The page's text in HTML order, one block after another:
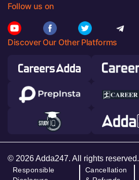
Follow us on
Discover Our Other Platforms
© 2026 Adda247. All rights reserved.
Responsible
Cancellation